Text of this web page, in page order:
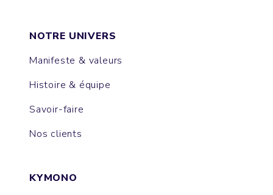
NOTRE UNIVERS
Manifeste & valeurs
Histoire & équipe
Savoir-faire
Nos clients
KYMONO